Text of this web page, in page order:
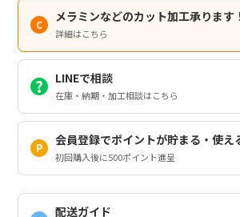
メラミンなどのカット加工承ります
詳細はこちら
LINEで相談
在庫・納期・加工相談はこちら
会員登録でポイントが貯まる・使え
初回購入後に500ポイント進呈
配送ガイド